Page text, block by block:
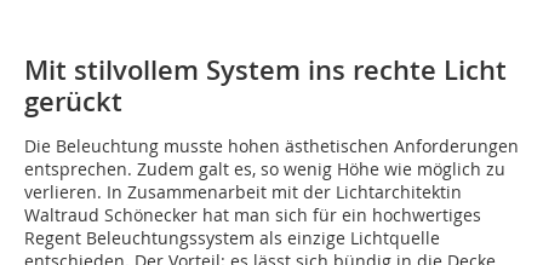
Mit stilvollem System ins rechte Licht
gerückt
Die Beleuchtung musste hohen ästhetischen Anforderungen
entsprechen. Zudem galt es, so wenig Höhe wie möglich zu
verlieren. In Zusammenarbeit mit der Lichtarchitektin
Waltraud Schönecker hat man sich für ein hochwertiges
Regent Beleuchtungssystem als einzige Lichtquelle